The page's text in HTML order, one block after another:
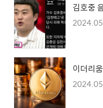
김호중
이더리